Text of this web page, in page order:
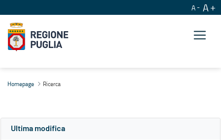
A A
Homepage Ricerca
Ultima modifica